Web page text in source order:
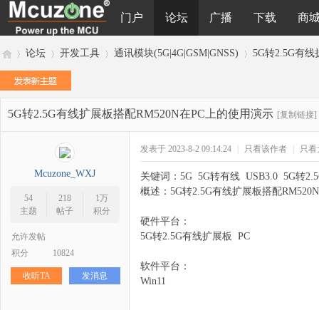
门户 论坛 广播 下载 商
»
论坛
›
开发工具
›
通讯模块(5G|4G|GSM|GNSS)
›
5G转2.5G有线
5G转2.5G有线扩展板搭配RM520N在PC上的使用演示 [复制链接]
Mcuzone_WXJ
54
主题
218
帖子
1万
积分
允许发帖
积分
10824
收听TA 发消息
发表于 2023-8-2 09:14:24 只看该作者 只看
关键词：5G 5G转有线 USB3.0 5G转
概述：5G转2.5G有线扩展板搭配
硬件平台：
5G转2.5G有线扩展板 PC
软件平台：
Win11